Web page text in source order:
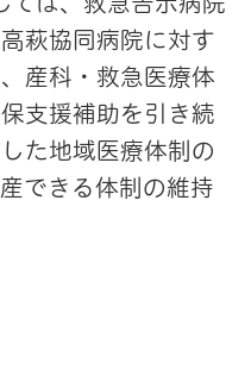
萩協同病院に対す
産科・救急医療体
支援補助を引き続
た地域医療体制の
できる体制の維持